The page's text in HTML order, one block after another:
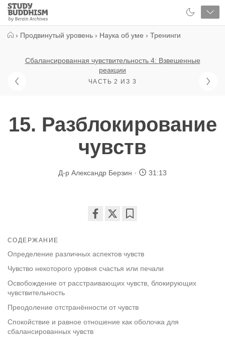
Close
Study
Buddhism
› Продвинутый уровень › Наука об уме › Тренинги
Сбалансированная чувствительность 4: Взвешенные
реакции
ЧАСТЬ 2 ИЗ 3
15. Разблокирование
чувств
Д-р Александр Берзин 31:13
СОДЕРЖАНИЕ
Определение различных аспектов чувств
Чувство некоторого уровня счастья или печали
Освобождение от расстраивающих чувств, блокирующих
чувствительность
Преодоление отстранённости от чувств
Спокойствие и равное отношение как оболочка для
сбалансированных чувств